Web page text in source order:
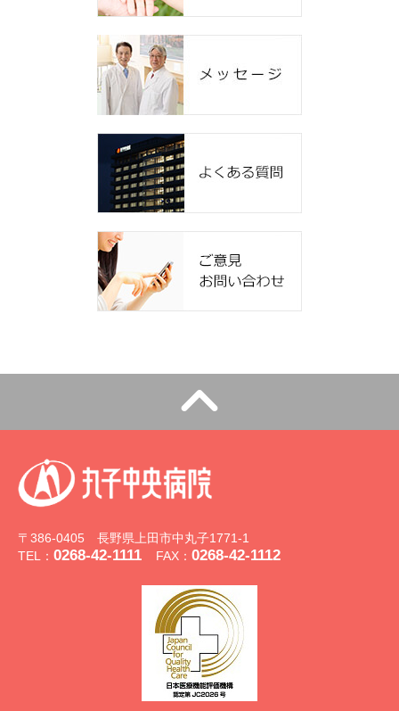
〒386-0405 長野県上田市中丸子1771-1
TEL： 0268-42-1111 FAX： 0268-42-1112